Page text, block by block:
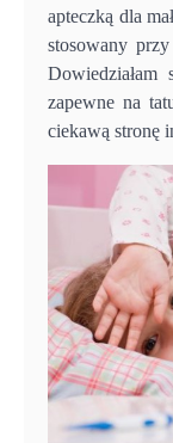
apteczką dla
stosowany
zapewne na
ciekawą stronę